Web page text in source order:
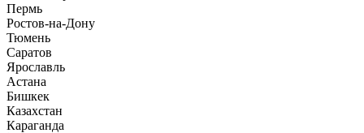
Пермь
Ростов-на-Дону
Тюмень
Саратов
Ярославль
Астана
Бишкек
Казахстан
Караганда